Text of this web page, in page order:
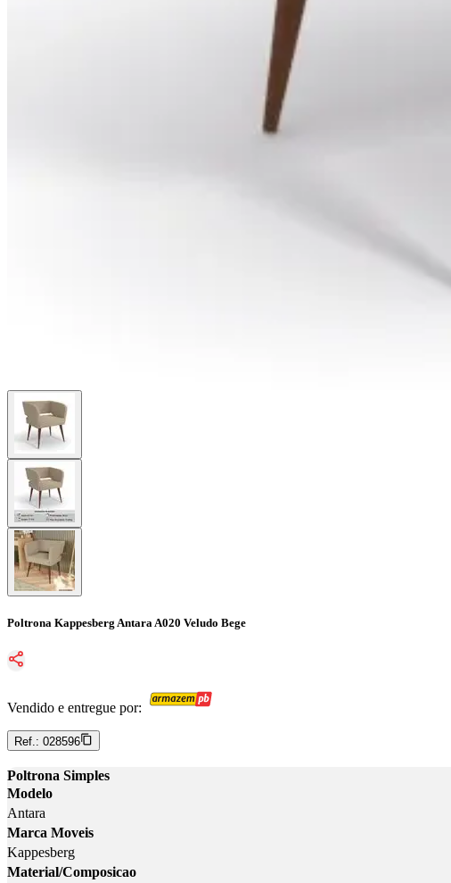
Poltrona Kappesberg Antara A020 Veludo Bege
Vendido e entregue por:
Ref.: 028596
Poltrona Simples
Modelo
Antara
Marca Moveis
Kappesberg
Material/Composicao